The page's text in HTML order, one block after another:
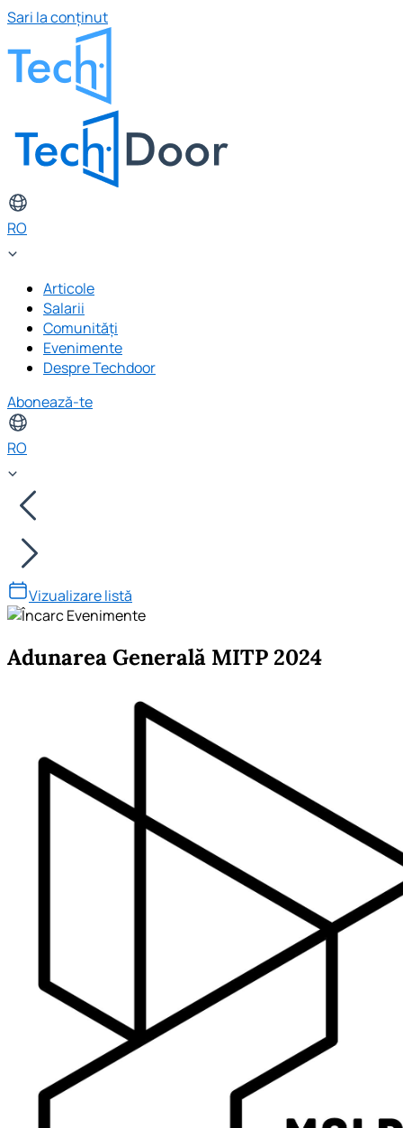
Sari la conținut
RO
Articole
Salarii
Comunități
Evenimente
Despre Techdoor
Abonează-te
RO
Vizualizare listă
Adunarea Generală MITP 2024